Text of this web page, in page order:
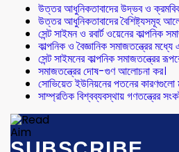
উত্তর আধুনিকতাবাদের উদ্ভব ও
উত্তর আধুনিকতাবাদের বৈশিষ্ট্যসমূহ
সেন্ট সাইমন ও রবার্ট ওয়েনের কাল্পনিক
কাল্পনিক ও বৈজ্ঞানিক সমাজতন্ত্রের
সেন্ট সাইমনের কাল্পনিক সমাজতন্ত্রের
সমাজতন্ত্রের দোষ-গুণ আলোচনা কর।
সোভিয়েত ইউনিয়নের পতনের কারণগুলো
সাম্প্রতিক বিশ্বব্যবস্থায় গণতন্ত্রের